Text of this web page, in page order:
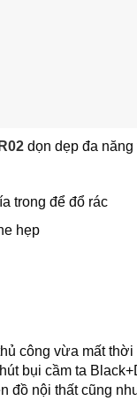
dọn dẹp đa năng
trong để đổ rác
hẹp
công vừa mất
bụi cầm ta
đồ nội thất cũng